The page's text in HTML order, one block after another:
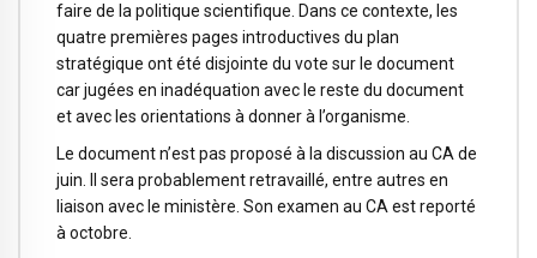
faire de la politique scientifique. Dans ce contexte, les
quatre premières pages introductives du plan
stratégique ont été disjointe du vote sur le document
car jugées en inadéquation avec le reste du document
et avec les orientations à donner à l’organisme.
Le document n’est pas proposé à la discussion au CA de
juin. Il sera probablement retravaillé, entre autres en
liaison avec le ministère. Son examen au CA est reporté
à octobre.